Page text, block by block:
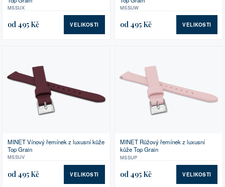
MSSUX
od 495 Kč VELIKOSTI
MSSUW
od 495 Kč VELIKOSTI
MINET Vínový řemínek z luxusní kůže
Top Grain
MSSUV
od 495 Kč VELIKOSTI
MINET Růžový řemínek z luxusní
kůže Top Grain
MSSUP
od 495 Kč VELIKOSTI